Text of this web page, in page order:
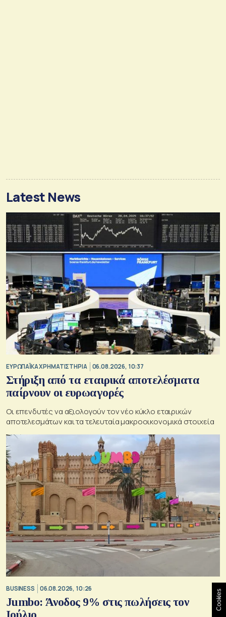
Latest News
ΕΥΡΩΠΑΪΚΑ ΧΡΗΜΑΤΙΣΤΗΡΙΑ 06.08.2026, 10:37
Στήριξη από τα εταιρικά αποτελέσματα
παίρνουν οι ευρωαγορές
Οι επενδυτές να αξιολογούν τον νέο κύκλο εταιρικών
αποτελεσμάτων και τα τελευταία μακροοικονομικά στοιχεία
BUSINESS 06.08.2026, 10:26
Jumbo: Άνοδος 9% στις πωλήσεις τον
Cookies